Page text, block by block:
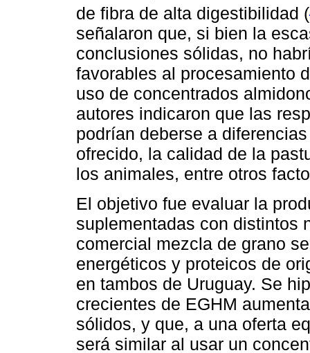
de fibra de alta digestibilidad (
señalaron que, si bien la
conclusiones sólidas, no
favorables al procesamiento
uso de concentrados
autores indicaron que las
podrían deberse a
ofrecido, la calidad de la
los animales, entre otros
El objetivo fue evaluar la
suplementadas con distintos
comercial mezcla de grano
energéticos y proteicos de
en tambos de Uruguay. Se
crecientes de EGHM
sólidos, y que, a una oferta
será similar al usar un